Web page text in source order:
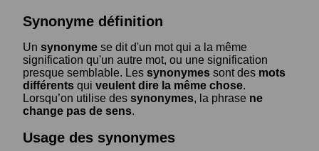
Synonyme définition
Un synonyme se dit d'un mot qui a la même
signification qu'un autre mot, ou une signification
presque semblable. Les synonymes sont des mots
différents qui veulent dire la même chose.
Lorsqu’on utilise des synonymes, la phrase ne
change pas de sens.
Usage des synonymes